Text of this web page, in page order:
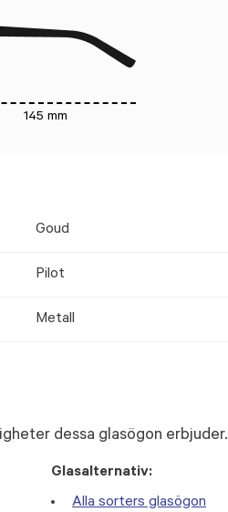
145 mm
Goud
Pilot
Metall
dessa glasögon erbjuder.
Glasalternativ:
Alla sorters glasögon